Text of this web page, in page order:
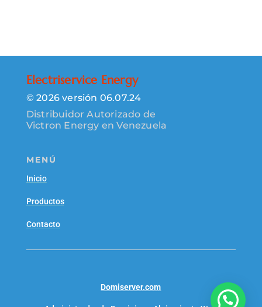
Electriservice Energy
© 2026 versión 06.07.24
Distribuidor Autorizado de
Victron Energy en Venezuela
MENÚ
Inicio
Productos
Contacto
Domiserver.com